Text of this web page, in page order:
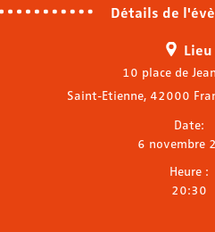
Détails de
Lieu
10 place de
Saint-Etienne, 42000
Date:
6 novembre
Heure :
20:30